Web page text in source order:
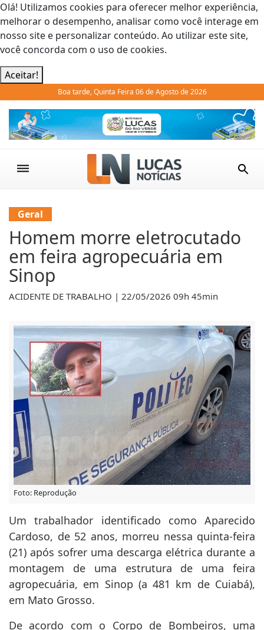
Olá! Utilizamos cookies para oferecer melhor experiência,
melhorar o desempenho, analisar como você interage em
nosso site e personalizar conteúdo. Ao utilizar este site,
você concorda com o uso de cookies.
Aceitar!
Boa tarde, Quinta Feira 06 de Agosto de 2026
Previous Next
Homem morre eletrocutado
em feira agropecuária em
Sinop
Um trabalhador identificado como Aparecido
Cardoso, de 52 anos, morreu nessa quinta-feira
(21) após sofrer uma descarga elétrica durante a
montagem de uma estrutura de uma feira
agropecuária, em Sinop (a 481 km de Cuiabá),